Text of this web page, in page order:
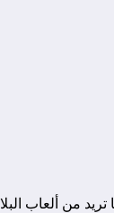
من ألعاب